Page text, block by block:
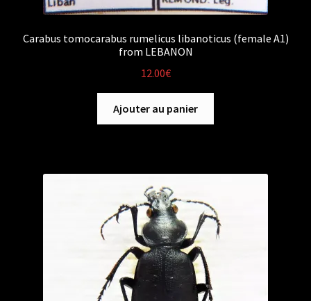
Carabus tomocarabus rumelicus libanoticus (female A1)
from LEBANON
12.00€
Ajouter au panier